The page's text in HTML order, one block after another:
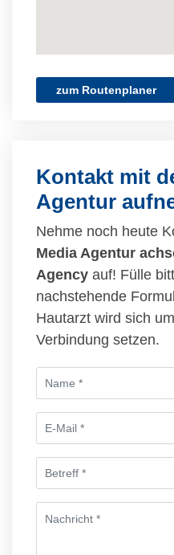
zum Routenplaner
Kontakt mit
Agentur
Nehme noch heute
Media Agentur
Agency auf! Fülle
nachstehende
Hautarzt wird sich
Verbindung setzen.